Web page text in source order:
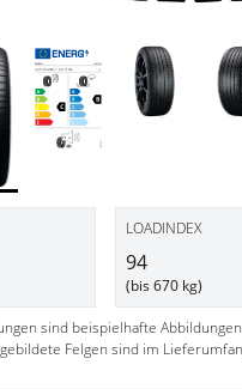
LOADINDEX
94
(bis 670 kg)
sind beispielhafte
Felgen sind im